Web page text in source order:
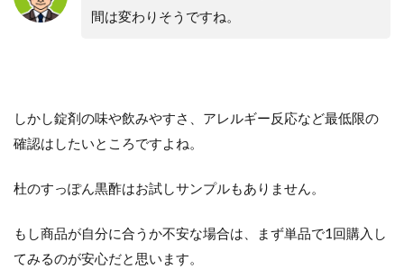
間は変わりそうですね。
しかし錠剤の味や飲みやすさ、アレルギー反応など最低限の
確認はしたいところですよね。
杜のすっぽん黒酢はお試しサンプルもありません。
もし商品が自分に合うか不安な場合は、まず単品で1回購入し
てみるのが安心だと思います。